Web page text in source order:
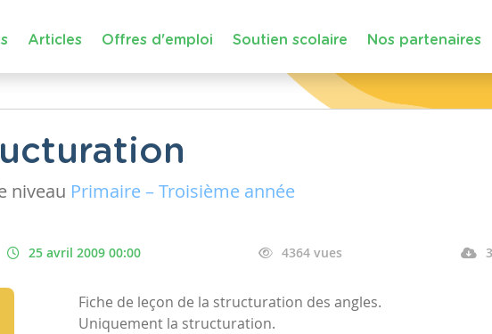
Articles Offres d'emploi Soutien scolaire Nos partenaires
niveau Primaire – Troisième année
25 avril 2009 00:00 4364 vues
Fiche de leçon de la structuration des angles.
Uniquement la structuration.